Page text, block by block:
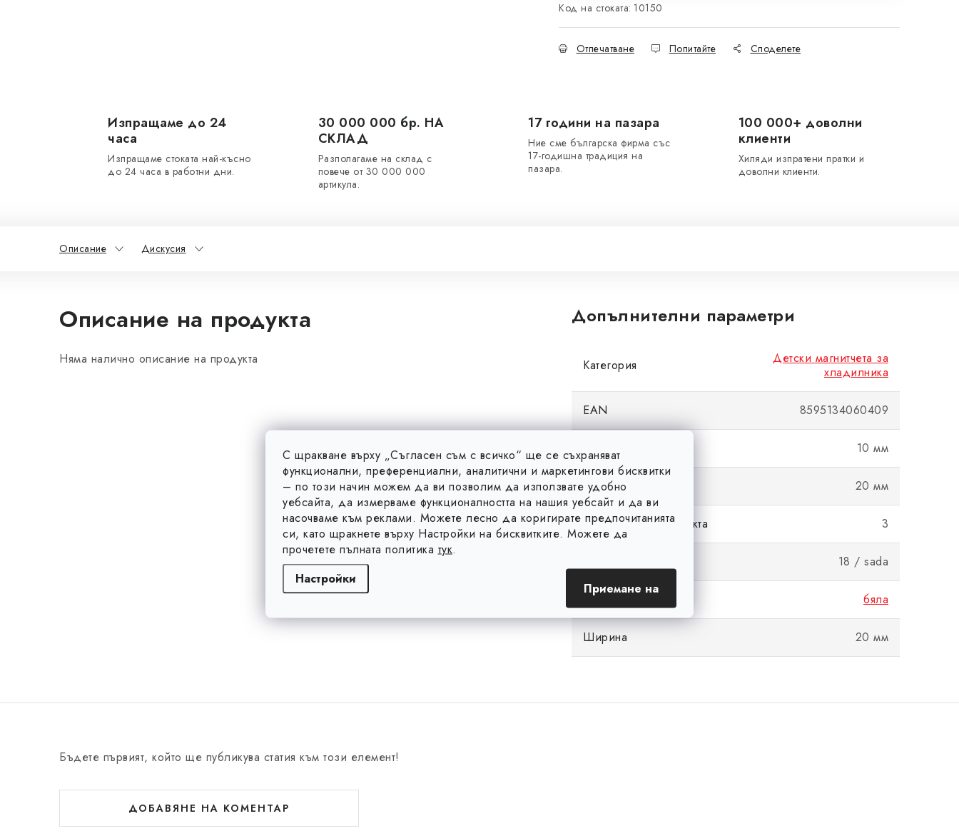
С щракване върху „Съгласен съм с всичко“ ще се съхраняват
функционални, преференциални, аналитични и маркетингови бисквитки
– по този начин можем да ви позволим да използвате удобно
уебсайта, да измерваме функционалността на нашия уебсайт и да ви
насочваме към реклами. Можете лесно да коригирате предпочитанията
си, като щракнете върху Настройки на бисквитките. Можете да
прочетете пълната политика тук.
Настройки
Приемане на
Код на стоката: 10150
Отпечатване Попитайте Споделете
Изпращаме до 24
часа
Изпращаме стоката най-късно
до 24 часа в работни дни.
30 000 000 бр. НА
СКЛАД
Разполагаме на склад с
повече от 30 000 000
артикула.
17 години на пазара
Ние сме българска фирма със
17-годишна традиция на
пазара.
100 000+ доволни
клиенти
Хиляди изпратени пратки и
доволни клиенти.
Описание Дискусия
Описание на продукта
Няма налично описание на продукта
Допълнителни параметри
Категория
Детски магнитчета за
хладилника
EAN 8595134060409
10 мм
Дължина 20 мм
Общ брой в комплекта 3
18 / sada
Цвят бяла
Ширина 20 мм
Бъдете първият, който ще публикува статия към този елемент!
ДОБАВЯНЕ НА КОМЕНТАР